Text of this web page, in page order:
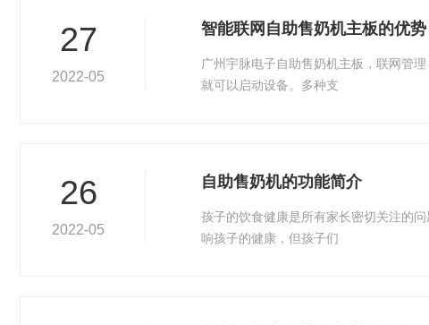
27
2022-05
智能联网自助售奶机主板的优势
广州宇脉电子自助售奶机主板，联网管
就可以启动设备。多种支
26
2022-05
自助售奶机的功能简介
孩子的饮食健康是所有家长密切关注的
响孩子的健康，但孩子们